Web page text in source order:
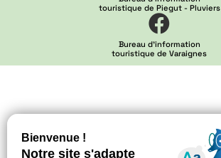
touristique de Piegut - Pluviers
Bureau d'information
touristique de Varaignes